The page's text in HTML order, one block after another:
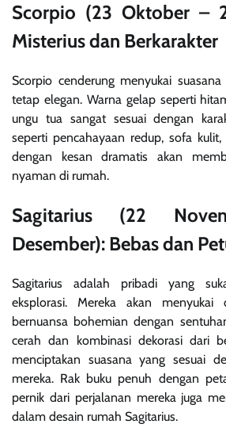
Scorpio (23 Oktober –
Misterius dan Berkarakter
Scorpio cenderung menyukai
tetap elegan. Warna gelap seperti
ungu tua sangat sesuai dengan
seperti pencahayaan redup, sofa
dengan kesan dramatis akan
nyaman di rumah.
Sagitarius (22
Desember): Bebas dan
Sagitarius adalah pribadi yang
eksplorasi. Mereka akan menyukai
bernuansa bohemian dengan
cerah dan kombinasi dekorasi dari
menciptakan suasana yang sesuai
mereka. Rak buku penuh dengan
pernik dari perjalanan mereka juga
dalam desain rumah Sagitarius.